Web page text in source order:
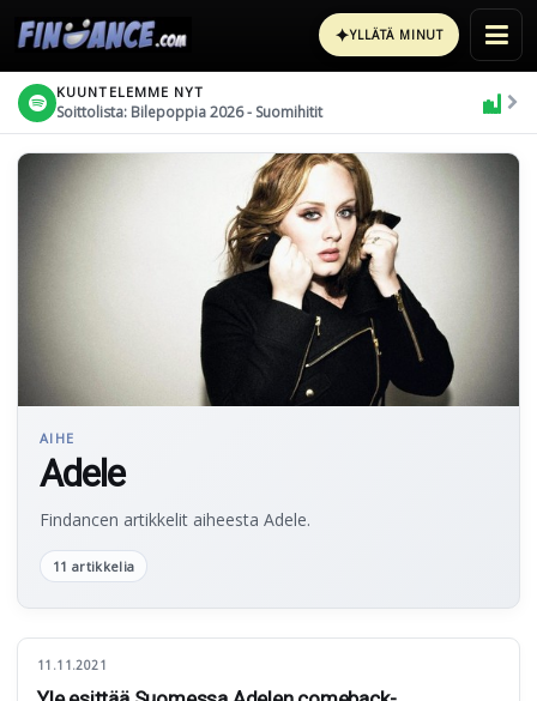
✦YLLÄTÄ MINUT
KUUNTELEMME NYT
Soittolista: Bilepoppia 2026 - Suomihitit
AIHE
Adele
Findancen artikkelit aiheesta Adele.
11 artikkelia
11.11.2021